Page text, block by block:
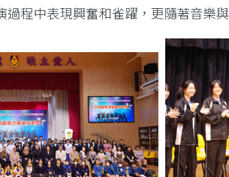
過程中表現興奮和雀躍，更隨著音樂